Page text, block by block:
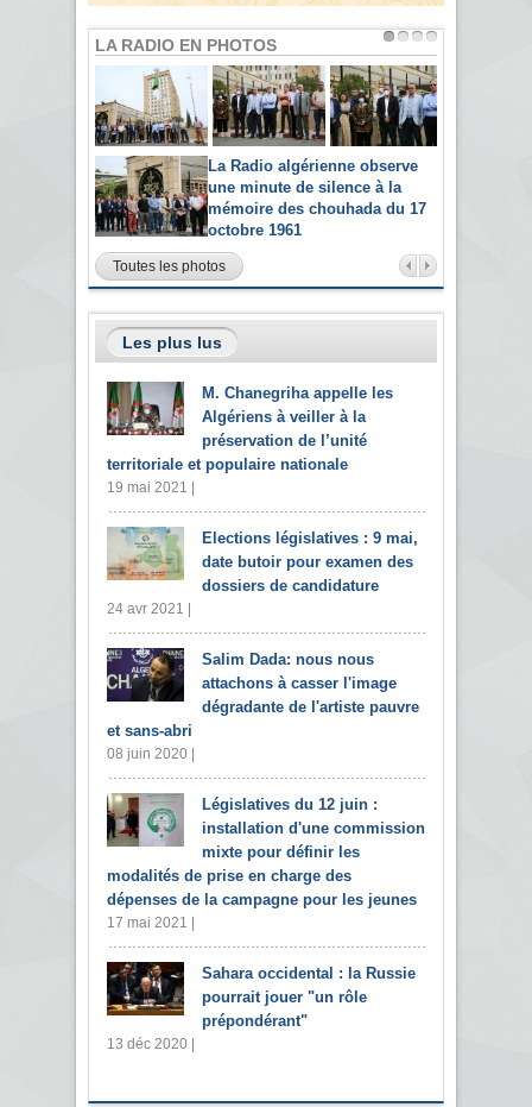
LA RADIO EN PHOTOS
La Radio algérienne observe
une minute de silence à la
mémoire des chouhada du 17
octobre 1961
Toutes les photos
Les plus lus
M. Chanegriha appelle les
Algériens à veiller à la
préservation de l’unité
territoriale et populaire nationale
19 mai 2021 |
Elections législatives : 9 mai,
date butoir pour examen des
dossiers de candidature
24 avr 2021 |
Salim Dada: nous nous
attachons à casser l'image
dégradante de l'artiste pauvre
et sans-abri
08 juin 2020 |
Législatives du 12 juin :
installation d'une commission
mixte pour définir les
modalités de prise en charge des
dépenses de la campagne pour les jeunes
17 mai 2021 |
Sahara occidental : la Russie
pourrait jouer "un rôle
prépondérant"
13 déc 2020 |